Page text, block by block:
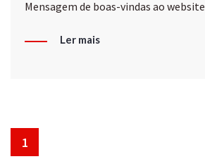
Mensagem de boas-vindas ao website
Ler mais
1